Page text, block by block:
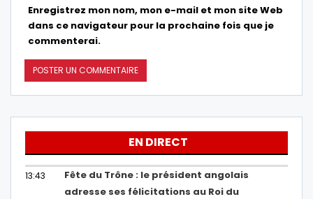
Enregistrez mon nom, mon e-mail et mon site Web
dans ce navigateur pour la prochaine fois que je
commenterai.
EN DIRECT
13:43
Fête du Trône : le président angolais
adresse ses félicitations au Roi du